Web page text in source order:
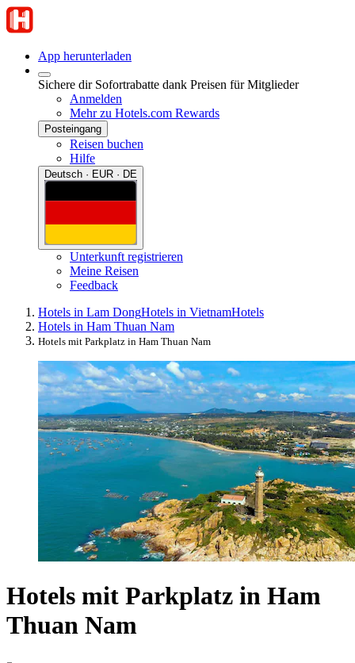
App herunterladen
Sichere dir Sofortrabatte dank Preisen für Mitglieder
Anmelden
Mehr zu Hotels.com Rewards
Posteingang
Reisen buchen
Hilfe
Deutsch · EUR · DE
Unterkunft registrieren
Meine Reisen
Feedback
Hotels in Lam DongHotels in VietnamHotels
Hotels in Ham Thuan Nam
Hotels mit Parkplatz in Ham Thuan Nam
Hotels mit Parkplatz in Ham
Thuan Nam